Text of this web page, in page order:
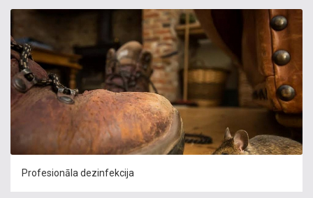
Profesionāla dezinfekcija